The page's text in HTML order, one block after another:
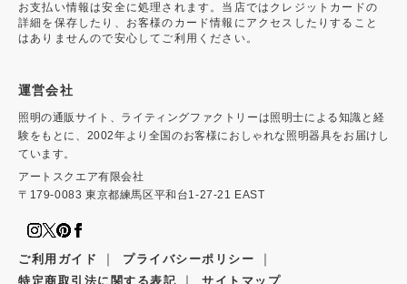
お支払い情報は安全に処理されます。当店ではクレジットカードの
詳細を保存したり、お客様のカード情報にアクセスしたりすること
はありませんので安心してご利用ください。
運営会社
照明の通販サイト、ライティングファクトリーは照明士による知識と経
験をもとに、2002年より全国のお客様におしゃれな照明器具をお届けし
ています。
アートスクエア有限会社
〒179-0083 東京都練馬区平和台1-27-21 EAST
ご利用ガイド ｜ プライバシーポリシー ｜
特定商取引法に関する表記 ｜ サイトマップ